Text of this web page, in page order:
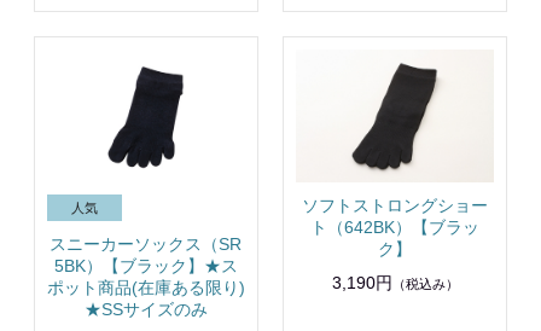
スニーカーソックス（SR
5BK）【ブラック】★ス
ポット商品(在庫ある限り)
★SSサイズのみ
ソフトストロングショー
ト（642BK）【ブラッ
ク】
3,190円
（税込み）